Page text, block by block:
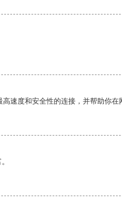
速度和安全性的连接，并帮助你在